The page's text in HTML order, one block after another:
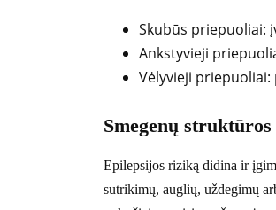
Skubūs priepuoliai:
Ankstyvieji
Vėlyvieji
Smegenų
Epilepsijos riziką didina ir
sutrikimų, auglių, uždegimų